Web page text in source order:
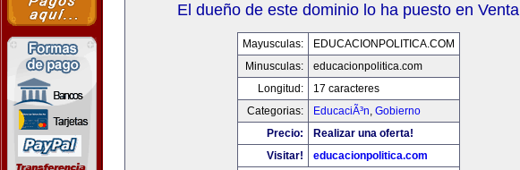
El dueño de este dominio lo ha puesto en Venta
Mayusculas:
EDUCACIONPOLITICA.COM
Minusculas:
educacionpolitica.com
Longitud:
17 caracteres
Categorias:
EducaciÃ³n, Gobierno
Precio:
Realizar una oferta!
Visitar!
educacionpolitica.com